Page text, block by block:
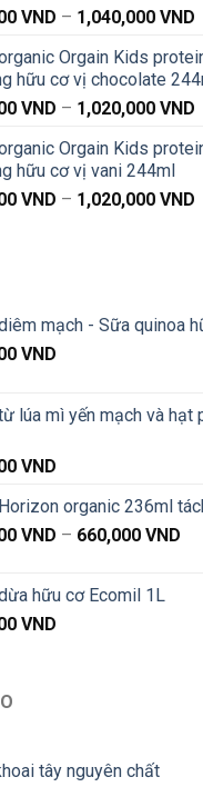
VND – 1,040,000 VND
Orgain Kids
hữu cơ vị chocolate
VND – 1,020,000 VND
Orgain Kids
hữu cơ vị vani 244ml
VND – 1,020,000 VND
mạch - Sữa quinoa
VND
lúa mì yến mạch và hạt
VND
organic 236ml
VND – 660,000 VND
hữu cơ Ecomil 1L
VND
tây nguyên chất